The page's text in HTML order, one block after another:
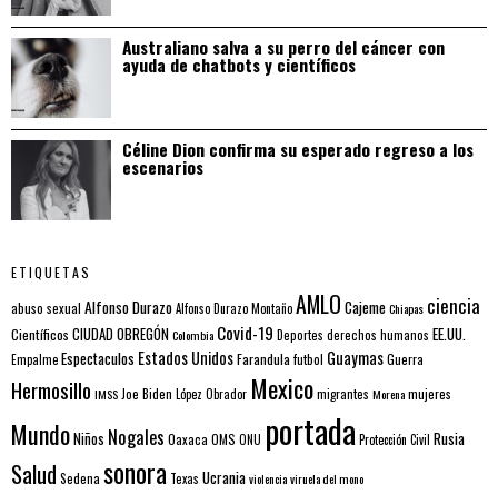
Australiano salva a su perro del cáncer con
ayuda de chatbots y científicos
Céline Dion confirma su esperado regreso a los
escenarios
ETIQUETAS
abuso sexual Alfonso DurazoAlfonso Durazo MontañoAMLO CajemeChiapas ciencia
Científicos CIUDAD OBREGÓNColombia Covid-19 Deportes derechos humanos EE.UU.
EmpalmeEspectaculos Estados UnidosFarandulafutbol GuaymasGuerra
Hermosillo IMSSJoe Biden López Obrador Mexicomigrantes Morenamujeres
MundoNiños Nogales Oaxaca OMS ONU portada Protección Civil Rusia
Salud Sedena sonora Texas Ucraniaviolenciaviruela del mono